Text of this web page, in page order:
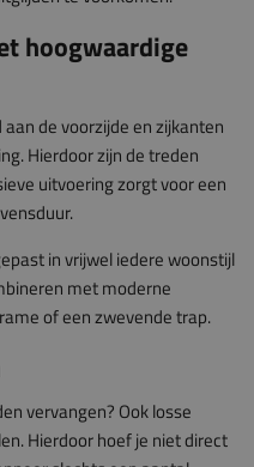
hoogwaardige
de voorzijde en zijkanten
Hierdoor zijn de treden
uitvoering zorgt voor een
in vrijwel iedere woonstijl
met moderne
of een zwevende trap.
vervangen? Ook losse
Hierdoor hoef je niet direct